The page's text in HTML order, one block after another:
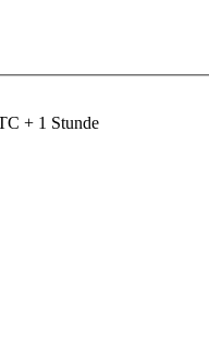
+ 1 Stunde